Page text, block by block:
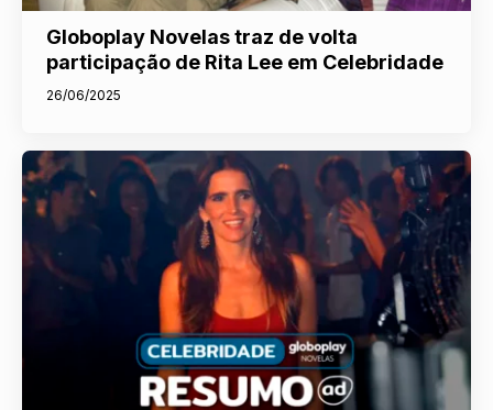
Globoplay Novelas traz de volta
participação de Rita Lee em Celebridade
26/06/2025